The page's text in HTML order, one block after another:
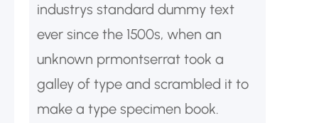
industrys standard dummy text
ever since the 1500s, when an
unknown prmontserrat took a
galley of type and scrambled it to
make a type specimen book.